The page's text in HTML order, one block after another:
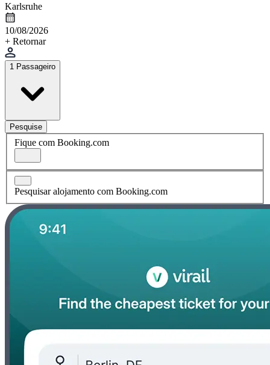
Karlsruhe
10/08/2026
+ Retornar
1 Passageiro
Pesquise
Fique com Booking.com
Pesquisar alojamento com Booking.com